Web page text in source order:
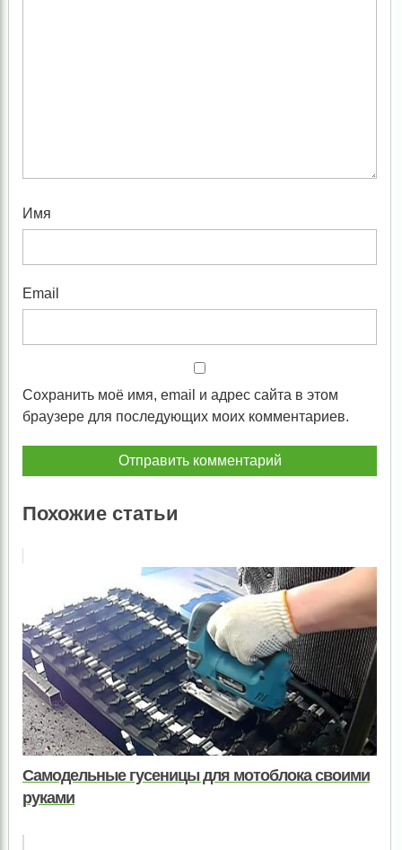
Имя
Email
Сохранить моё имя, email и адрес сайта в этом
браузере для последующих моих комментариев.
Похожие статьи
Самодельные гусеницы для мотоблока своими
руками